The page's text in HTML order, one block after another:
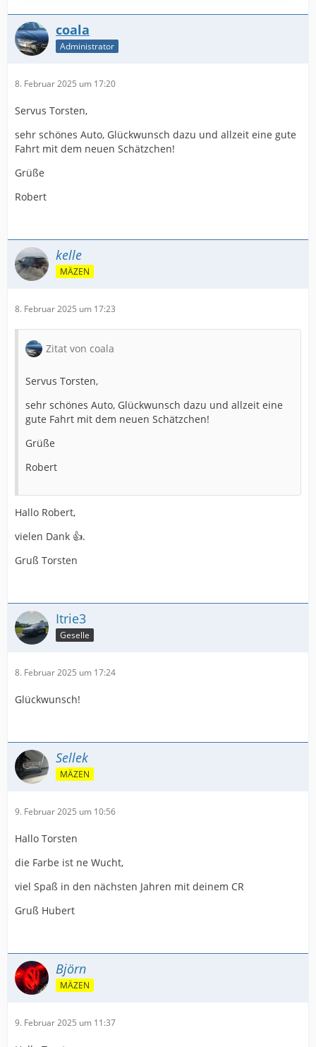
coala
Administrator
8. Februar 2025 um 17:20
Servus Torsten,
sehr schönes Auto, Glückwunsch dazu und allzeit eine gute
Fahrt mit dem neuen Schätzchen!
Grüße
Robert
kelle
MÄZEN
8. Februar 2025 um 17:23
Zitat von coala
Servus Torsten,
sehr schönes Auto, Glückwunsch dazu und allzeit eine
gute Fahrt mit dem neuen Schätzchen!
Grüße
Robert
Hallo Robert,
vielen Dank 👍.
Gruß Torsten
Itrie3
Geselle
8. Februar 2025 um 17:24
Glückwunsch!
Sellek
MÄZEN
9. Februar 2025 um 10:56
Hallo Torsten
die Farbe ist ne Wucht,
viel Spaß in den nächsten Jahren mit deinem CR
Gruß Hubert
Björn
MÄZEN
9. Februar 2025 um 11:37